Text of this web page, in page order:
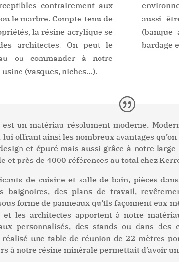
contrairement aux
le marbre. Compte-tenu de
la résine acrylique se
architectes. On peut le
ou commander à notre
(vasques, niches…).
aussi
(banque
bardage
un matériau résolument moderne.
lui offrant ainsi les nombreux avantages
et épuré mais aussi grâce à notre
et près de 4000 références au total chez
de cuisine et salle-de-bain, pièces
baignoires, des plans de travail,
forme de panneaux qu’ils façonnent eux-
et les architectes apportent à notre
personnalisés, des stands ou dans
réalisé une table de réunion de 22 mètres
à notre résine minérale permettait d’avoir